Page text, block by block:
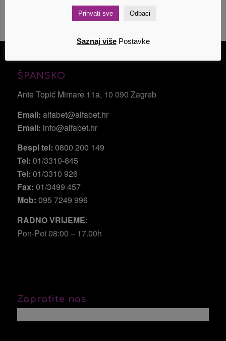
ŠPANSKO
Ante Topić Mimare 11a, 10 090 Zagreb
Email: alfabet@alfabet.hr
Email: info@alfabet.hr
Bespl tel: 0800 200 149
Tel: 01/3310-845
Tel: 01/3310 926
Fax: 01/3499 457
Mob: 095 7249 996
RADNO VRIJEME:
Pon-Pet 08:00 – 17.00h
Zapratite nas
Prihvati sve Odbaci
Saznaj više Postavke